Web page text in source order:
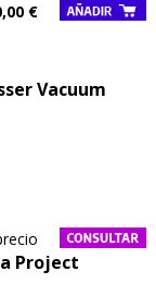
€
Vacuum
Project